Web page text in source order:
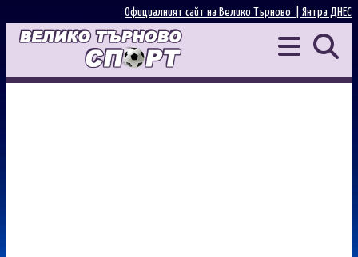
Янтра ДНЕС
Официалният сайт на Велико Търново |